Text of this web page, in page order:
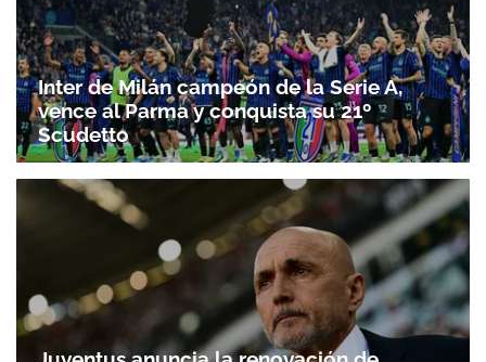
Inter de Milán campeón de la Serie A,
vence al Parma y conquista su 21º
Scudetto